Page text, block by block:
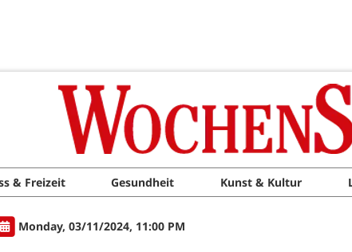
& Freizeit Gesundheit Kunst & Kultur
Monday, 03/11/2024, 11:00 PM